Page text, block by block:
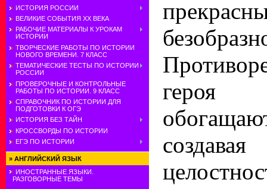
ИСТОРИЯ РОССИИ
ВЕЛИКИЕ СОБЫТИЯ ХХ ВЕКА
РАБОЧИЕ МАТЕРИАЛЫ К УРОКАМ
ИСТОРИИ
ТВОРЧЕСКИЕ РАБОТЫ ПО ИСТОРИИ
НОВОГО ВРЕМЕНИ. 7 КЛАСС
ТЕМАТИЧЕСКИЕ ТЕСТЫ ПО ИСТОРИИ
РОССИИ
ПРОВЕРОЧНЫЕ И КОНТРОЛЬНЫЕ
РАБОТЫ ПО ИСТОРИИ. 9 КЛАСС
СПРАВОЧНИК ПО ИСТОРИИ ДЛЯ
ПОДГОТОВКИ К ОГЭ
ИСТОРИЯ БЕЗ ТАЙН
КРОССВОРДЫ ПО ИСТОРИИ
ЕГЭ ПО ИСТОРИИ
» АНГЛИЙСКИЙ ЯЗЫК
ИНОСТРАННЫЕ ЯЗЫКИ.
РАЗГОВОРНЫЕ ТЕМЫ
героя